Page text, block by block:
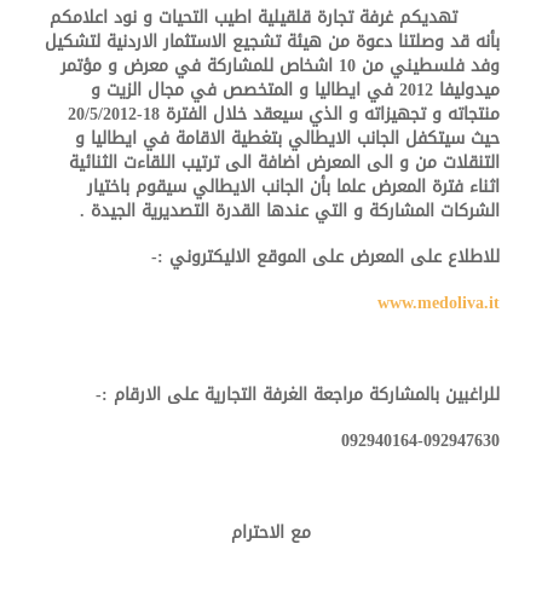
تهديكم غرفة تجارة قلقيلية اطيب التحيات و نود اعلامكم
بأنه قد وصلتنا دعوة من هيئة تشجيع الاستثمار الاردنية لتشكيل
وفد فلسطيني من 10 اشخاص للمشاركة في معرض و مؤتمر
ميدوليفا 2012 في ايطاليا و المتخصص في مجال الزيت و
منتجاته و تجهيزاته و الذي سيعقد خلال الفترة 18-20/5/2012
حيث سيتكفل الجانب الايطالي بتغطية الاقامة في ايطاليا و
التنقلات من و الى المعرض اضافة الى ترتيب اللقاءت الثنائية
اثناء فترة المعرض علما بأن الجانب الايطالي سيقوم باختيار
الشركات المشاركة و التي عندها القدرة التصديرية الجيدة .
للاطلاع على المعرض على الموقع الاليكتروني :-
www.medoliva.it
للراغبين بالمشاركة مراجعة الغرفة التجارية على الارقام :-
092940164-092947630
مع الاحترام